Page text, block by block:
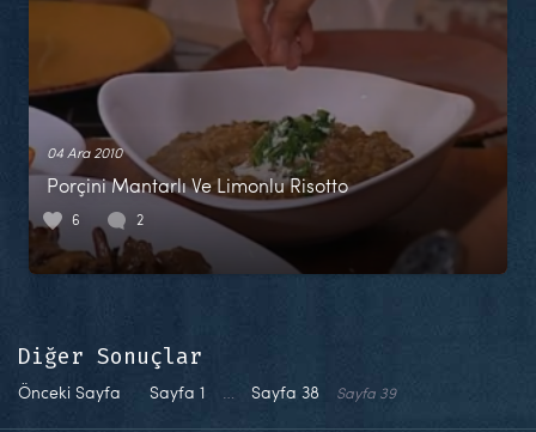
04 Ara 2010
Porçini Mantarlı Ve Limonlu Risotto
6 2
Diğer Sonuçlar
Önceki Sayfa Sayfa 1 … Sayfa 38 Sayfa 39